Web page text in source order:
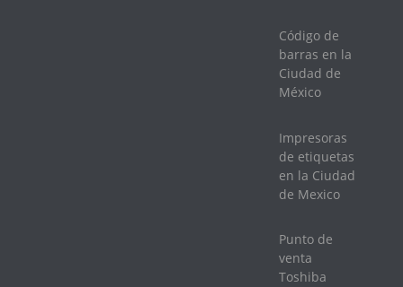
Código de
barras en la
Ciudad de
México
Impresoras
de etiquetas
en la Ciudad
de Mexico
Punto de
venta
Toshiba